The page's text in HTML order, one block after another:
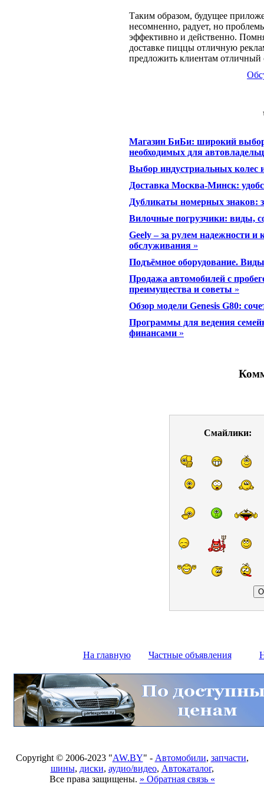
Таким образом, будущее
несомненно, радует, но
эффективно и действенно.
доставке пиццы отличную
предложить клиентам отличный
Магазин БиБи: широкий выбор
необходимых для
Выбор индустриальных колес
Доставка Москва-Минск:
Дубликаты номерных знаков:
Вилочные погрузчики: виды,
Geely – за рулем надежности
обслуживания »
Подъёмное оборудование.
Продажа автомобилей с
преимущества и советы »
Обзор модели Genesis G80:
Программы для ведения
финансами »
Смайлики:
На главную Частные объявления
Copyright © 2006-2023 "AW.BY" - Автомобили, запчасти,
шины, диски, аудио/видео, Автокаталог,
Все права защищены. » Обратная связь «